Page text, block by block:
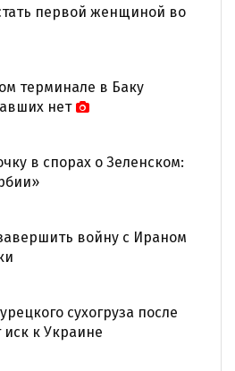
первой женщиной во
терминале в Баку
нет
в спорах о Зеленском:
войну с Ираном
сухогруза после
иск к Украине